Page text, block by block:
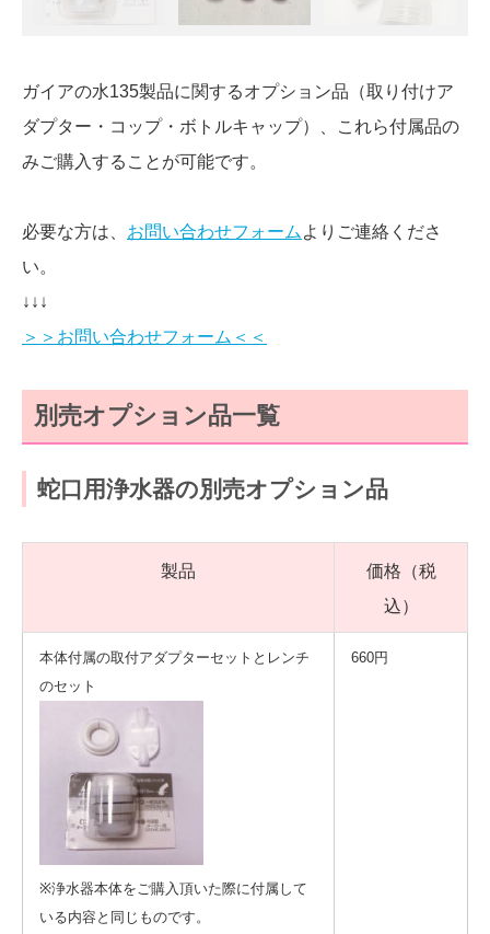
ガイアの水135製品に関するオプション品（取り付けア
ダプター・コップ・ボトルキャップ）、これら付属品の
みご購入することが可能です。
必要な方は、 お問い合わせフォーム よりご連絡くださ
い。
↓↓↓
＞＞お問い合わせフォーム＜＜
別売オプション品一覧
蛇口用浄水器の別売オプション品
製品
価格（税
込）
本体付属の取付アダプターセットとレンチ
のセット
※浄水器本体をご購入頂いた際に付属して
いる内容と同じものです。
660円